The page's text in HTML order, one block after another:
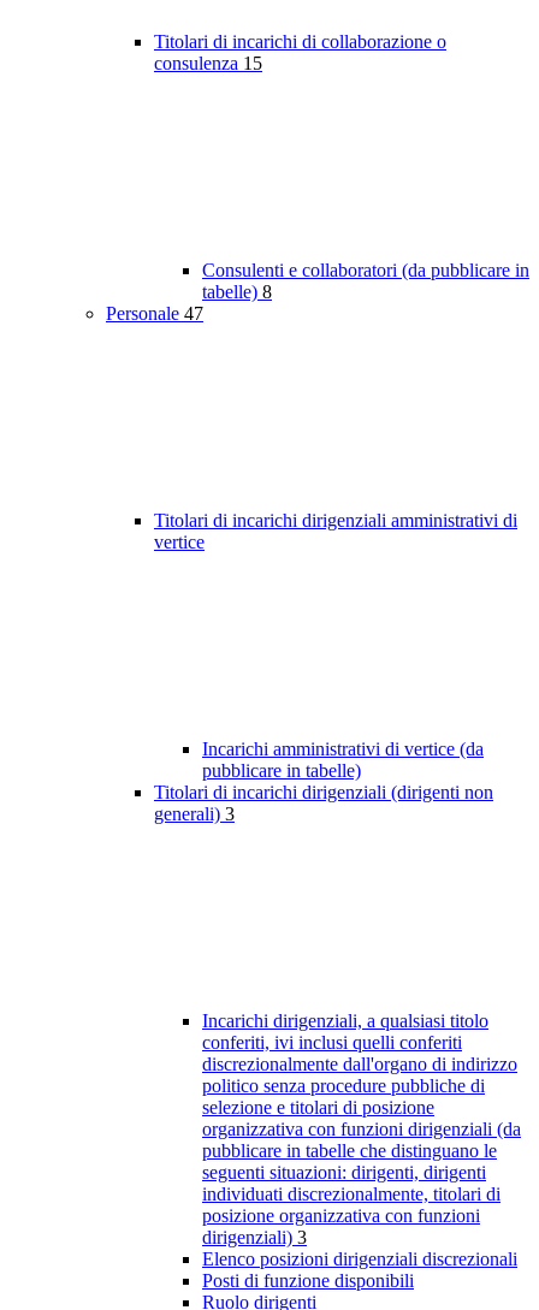
Titolari di incarichi di collaborazione o
consulenza 15
Consulenti e collaboratori (da pubblicare in
tabelle) 8
Personale 47
Titolari di incarichi dirigenziali amministrativi di
vertice
Incarichi amministrativi di vertice (da
pubblicare in tabelle)
Titolari di incarichi dirigenziali (dirigenti non
generali) 3
Incarichi dirigenziali, a qualsiasi titolo
conferiti, ivi inclusi quelli conferiti
discrezionalmente dall'organo di indirizzo
politico senza procedure pubbliche di
selezione e titolari di posizione
organizzativa con funzioni dirigenziali (da
pubblicare in tabelle che distinguano le
seguenti situazioni: dirigenti, dirigenti
individuati discrezionalmente, titolari di
posizione organizzativa con funzioni
dirigenziali) 3
Elenco posizioni dirigenziali discrezionali
Posti di funzione disponibili
Ruolo dirigenti